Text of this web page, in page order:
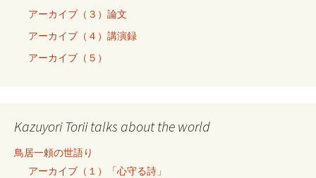
アーカイブ（３）論文
アーカイブ（４）講演録
アーカイブ（５）
Kazuyori Torii talks about the world
鳥居一頼の世語り
アーカイブ（１）「心守る詩」